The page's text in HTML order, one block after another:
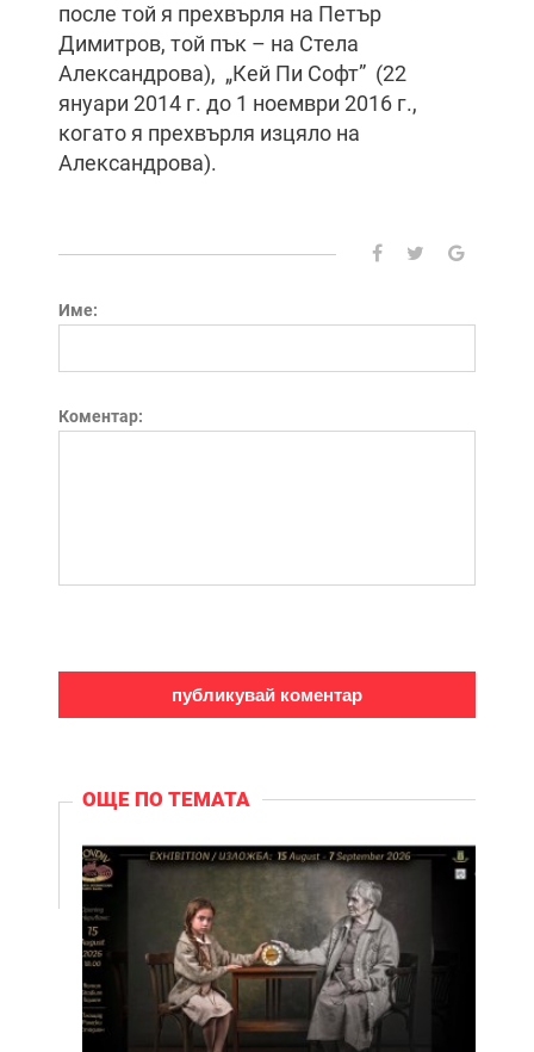
после той я прехвърля на Петър
Димитров, той пък – на Стела
Александрова), „Кей Пи Софт” (22
януари 2014 г. до 1 ноември 2016 г.,
когато я прехвърля изцяло на
Александрова).
Име:
Коментар:
ОЩЕ ПО ТЕМАТА